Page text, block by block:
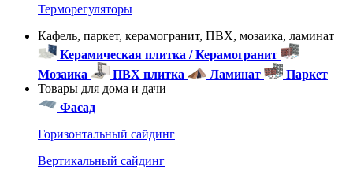
Терморегуляторы
Кафель, паркет, керамогранит, ПВХ, мозаика, ламинат
Керамическая плитка / Керамогранит
Мозаика
ПВХ плитка Ламинат
Паркет
Товары для дома и дачи
Фасад
Горизонтальный сайдинг
Вертикальный сайдинг